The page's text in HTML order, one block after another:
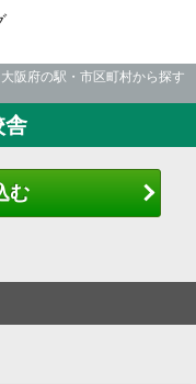
大阪府の駅・市区町村から探す
舎
む